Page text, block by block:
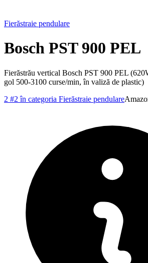
Fierăstraie pendulare
Bosch PST 900 PEL
Fierăstrău vertical Bosch PST 900 PEL
gol 500-3100 curse/min, în valiză de plastic)
2 #2 în categoria Fierăstraie pendulare